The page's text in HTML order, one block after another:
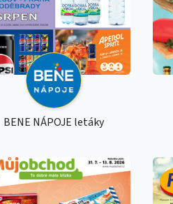
BENE NÁPOJE letáky